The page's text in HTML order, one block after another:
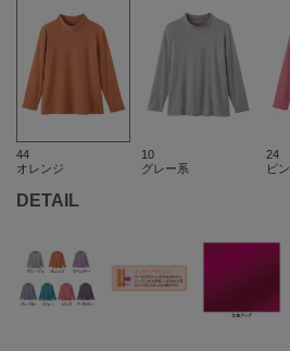
44
オレンジ
10
グレー系
24
ピ
DETAIL